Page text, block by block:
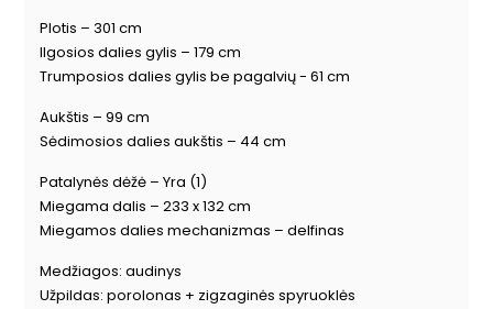
Plotis – 301 cm
Ilgosios dalies gylis – 179 cm
Trumposios dalies gylis be pagalvių - 61 cm
Aukštis – 99 cm
Sėdimosios dalies aukštis – 44 cm
Patalynės dėžė – Yra (1)
Miegama dalis – 233 x 132 cm
Miegamos dalies mechanizmas – delfinas
Medžiagos: audinys
Užpildas: porolonas + zigzaginės spyruoklės